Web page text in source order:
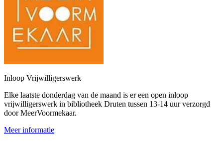
Inloop Vrijwilligerswerk
Elke laatste donderdag van de maand is er een open inloop
vrijwilligerswerk in bibliotheek Druten tussen 13-14 uur verzorgd
door MeerVoormekaar.
Meer informatie